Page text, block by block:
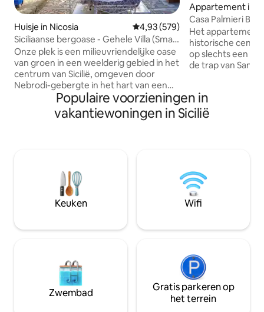
Huisje in Nicosia Gemiddelde beoordeling van
4,93 (579)
Siciliaanse bergoase - Gehele Villa (Smart
W.
Onze plek is een milieuvriendelijke oase
van groen in een weelderig gebied in het
centrum van Sicilië, omgeven door
Nebrodi-gebergte in het hart van een
natuurreservaat met dromerig uitzicht
en paden, ver van de drukte van de stad,
het inademen van schone lucht. Parken,
soloreizigers die van off-the-beaten-
track houden of ONDERWEG STOPPEN
MET een bezoek aan onze kusten.
Beschikbaar voor langere reservering en
Appartement in
Casa Palmieri
Het appartement
historische
op slechts een
de trap van Santa
als een nobel
nog steeds
vloertegels. Het
slaapkamer met
met barocco
eetkamer en
Populaire voorzieningen in
vakantiewoningen in Sicilië
Keuken Wifi
Zwembad
Gratis parkeren op
het terrein